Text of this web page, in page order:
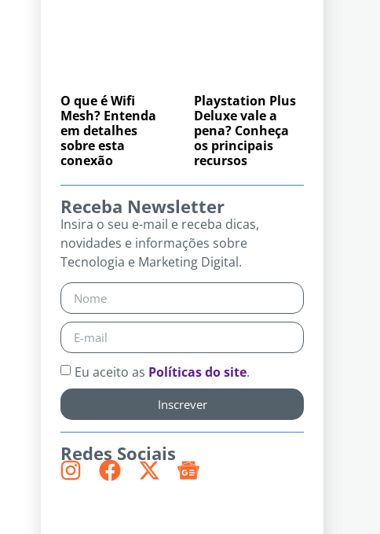
O que é Wifi
Mesh? Entenda
em detalhes
sobre esta
conexão
Playstation Plus
Deluxe vale a
pena? Conheça
os principais
recursos
Receba Newsletter
Insira o seu e-mail e receba dicas,
novidades e informações sobre
Tecnologia e Marketing Digital.
Eu aceito as Políticas do site.
Inscrever
Redes Sociais